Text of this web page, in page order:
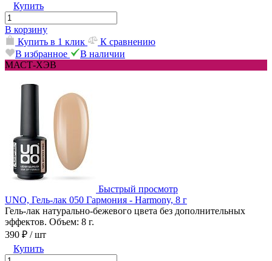
Купить
В корзину
Купить в 1 клик
К сравнению
В избранное
В наличии
МАСТ-ХЭВ
Быстрый просмотр
UNO, Гель-лак 050 Гармония - Harmony, 8 г
Гель-лак натурально-бежевого цвета без дополнительных
эффектов. Объем: 8 г.
390 ₽ / шт
Купить